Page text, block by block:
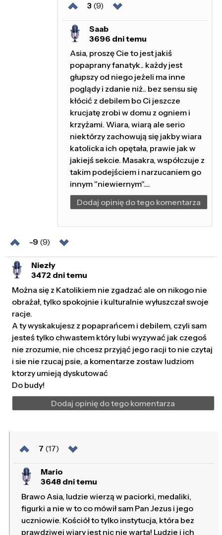
3 (9)
Saab
3696 dni temu
Asia, proszę Cie to jest jakiś
popaprany fanatyk.. każdy jest
głupszy od niego jeżeli ma inne
poglądy i zdanie niż.. bez sensu się
kłócić z debilem bo Ci jeszcze
krucjatę zrobi w domu z ogniem i
krzyżami. Wiara, wiarą ale serio
niektórzy zachowują się jakby wiara
katolicka ich opętała, prawie jak w
jakiejś sekcie. Masakra, współczuje z
takim podejściem i narzucaniem go
innym "niewiernym"....
Dodaj opinię do tego komentarza
-9 (9)
Niezły
3472 dni temu
Można się z Katolikiem nie zgadzać ale on nikogo nie
obrażał, tylko spokojnie i kulturalnie wyłuszczał swoje
racje.
A ty wyskakujesz z popaprańcem i debilem, czyli sam
jesteś tylko chwastem który lubi wyzywać jak czegoś
nie zrozumie, nie chcesz przyjąć jego racji to nie czytaj
i sie nie rzucaj psie, a komentarze zostaw ludziom
ktorzy umieją dyskutować
Do budy!
Dodaj opinię do tego komentarza
7 (17)
Mario
3648 dni temu
Brawo Asia, ludzie wierzą w paciorki, medaliki,
figurki a nie w to co mówił sam Pan Jezus i jego
uczniowie. Kościół to tylko instytucja, która bez
prawdziwej wiary jest nic nie warta! Ludzie i ich